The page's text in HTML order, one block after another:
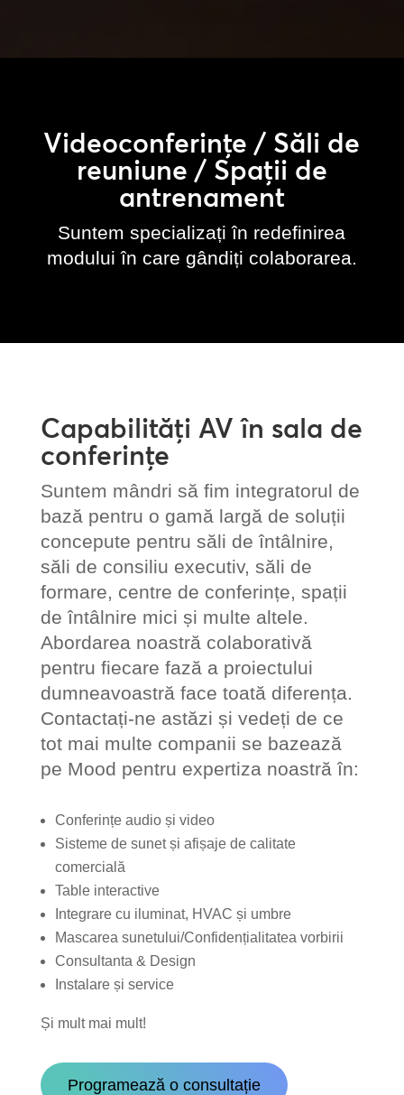
Videoconferințe / Săli de
reuniune / Spații de
antrenament
Suntem specializați în redefinirea
modului în care gândiți colaborarea.
Capabilități AV în sala de
conferințe
Suntem mândri să fim integratorul de
bază pentru o gamă largă de soluții
concepute pentru săli de întâlnire,
săli de consiliu executiv, săli de
formare, centre de conferințe, spații
de întâlnire mici și multe altele.
Abordarea noastră colaborativă
pentru fiecare fază a proiectului
dumneavoastră face toată diferența.
Contactați-ne astăzi și vedeți de ce
tot mai multe companii se bazează
pe Mood pentru expertiza noastră în:
Conferințe audio și video
Sisteme de sunet și afișaje de calitate
comercială
Table interactive
Integrare cu iluminat, HVAC și umbre
Mascarea sunetului/Confidențialitatea vorbirii
Consultanta & Design
Instalare și service
Și mult mai mult!
Programează o consultație